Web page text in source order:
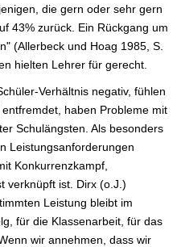
die gern oder sehr gern
43% zurück. Ein Rückgang um
(Allerbeck und Hoag 1985, S.
hielten Lehrer für gerecht.
Verhältnis negativ, fühlen
haben Probleme mit
Schulängsten. Als besonders
Leistungsanforderungen
Konkurrenzkampf,
verknüpft ist. Dirx (o.J.)
Leistung bleibt im
für die Klassenarbeit, für das
wir annehmen, dass wir